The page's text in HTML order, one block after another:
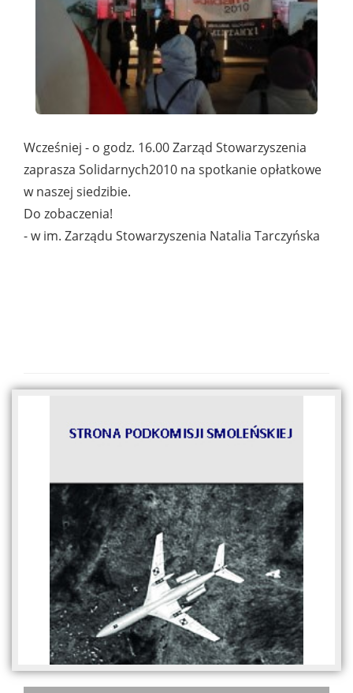
Wcześniej - o godz. 16.00 Zarząd Stowarzyszenia
zaprasza Solidarnych2010 na spotkanie opłatkowe
w naszej siedzibie.
Do zobaczenia!
- w im. Zarządu Stowarzyszenia Natalia Tarczyńska